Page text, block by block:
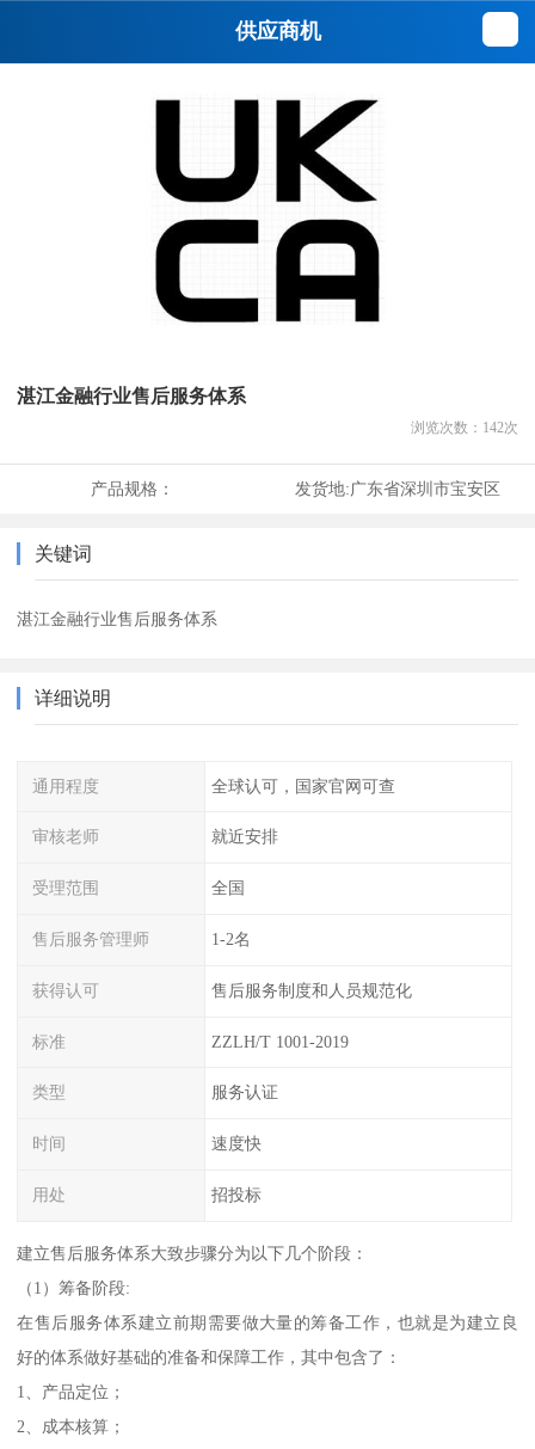
供应商机
湛江金融行业售后服务体系
浏览次数： 142次
产品规格： 发货地:广东省深圳市宝安区
关键词
湛江金融行业售后服务体系
详细说明
通用程度 全球认可，国家官网可查
审核老师 就近安排
受理范围 全国
售后服务管理师 1-2名
获得认可 售后服务制度和人员规范化
标准 ZZLH/T 1001-2019
类型 服务认证
时间 速度快
用处 招投标
建立售后服务体系大致步骤分为以下几个阶段：
（1）筹备阶段:
在售后服务体系建立前期需要做大量的筹备工作，也就是为建立良
好的体系做好基础的准备和保障工作，其中包含了：
1、产品定位；
2、成本核算；